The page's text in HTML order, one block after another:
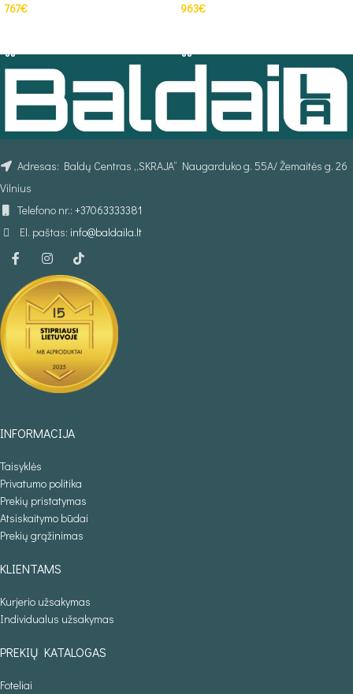
767€ 963€
Adresas: Baldų Centras „SKRAJA“ Naugarduko g. 55A/ Žemaitės g. 26
Vilnius
Telefono nr.: +37063333381
El. paštas: info@baldaila.lt
INFORMACIJA
Taisyklės
Privatumo politika
Prekių pristatymas
Atsiskaitymo būdai
Prekių grąžinimas
KLIENTAMS
Kurjerio užsakymas
Individualus užsakymas
PREKIŲ KATALOGAS
Foteliai